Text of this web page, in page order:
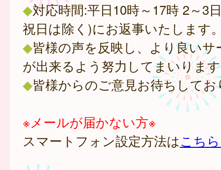
◆対応時間:平日10時～17時 2～3
祝日は除く)にお返事いたします
◆皆様の声を反映し、より良いサ
が出来るよう努力してまいりま
◆皆様からのご意見お待ちしてお
※メールが届かない方※
スマートフォン設定方法はこち